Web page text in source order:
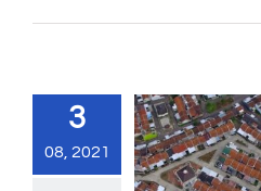
3
08, 2021